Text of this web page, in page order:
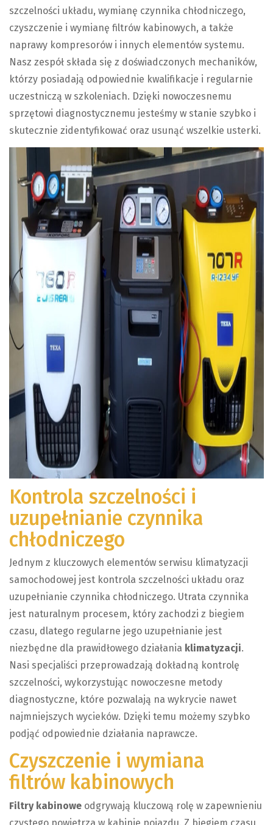
szczelności układu, wymianę czynnika chłodniczego,
czyszczenie i wymianę filtrów kabinowych, a także
naprawy kompresorów i innych elementów systemu.
Nasz zespół składa się z doświadczonych mechaników,
którzy posiadają odpowiednie kwalifikacje i regularnie
uczestniczą w szkoleniach. Dzięki nowoczesnemu
sprzętowi diagnostycznemu jesteśmy w stanie szybko i
skutecznie zidentyfikować oraz usunąć wszelkie usterki.
Kontrola szczelności i
uzupełnianie czynnika
chłodniczego
Jednym z kluczowych elementów serwisu klimatyzacji
samochodowej jest kontrola szczelności układu oraz
uzupełnianie czynnika chłodniczego. Utrata czynnika
jest naturalnym procesem, który zachodzi z biegiem
czasu, dlatego regularne jego uzupełnianie jest
niezbędne dla prawidłowego działania klimatyzacji.
Nasi specjaliści przeprowadzają dokładną kontrolę
szczelności, wykorzystując nowoczesne metody
diagnostyczne, które pozwalają na wykrycie nawet
najmniejszych wycieków. Dzięki temu możemy szybko
podjąć odpowiednie działania naprawcze.
Czyszczenie i wymiana
filtrów kabinowych
Filtry kabinowe odgrywają kluczową rolę w zapewnieniu
czystego powietrza w kabinie pojazdu. Z biegiem czasu